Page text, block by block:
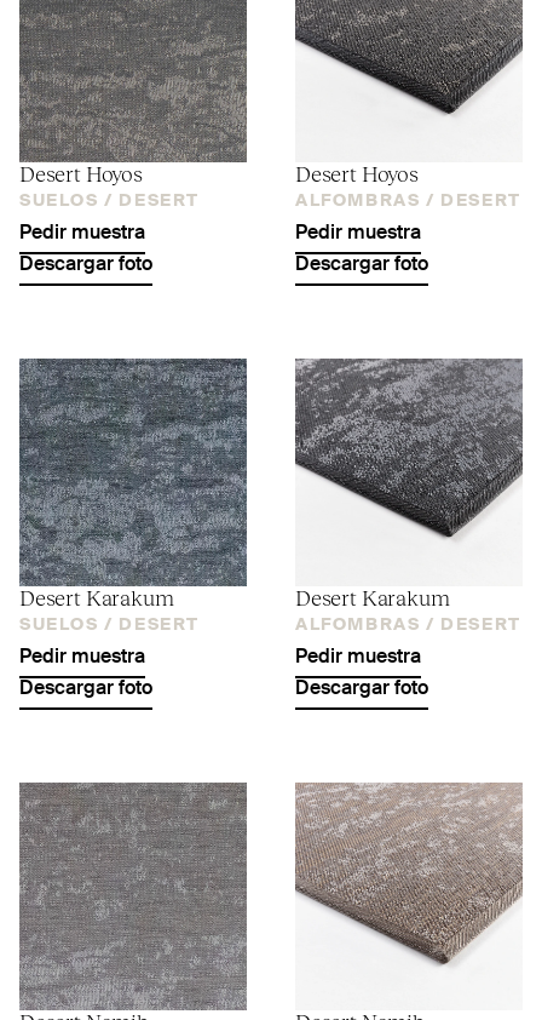
Desert Hoyos
SUELOS / DESERT
Pedir muestra
Descargar foto
Desert Hoyos
ALFOMBRAS / DESERT
Pedir muestra
Descargar foto
Desert Karakum
SUELOS / DESERT
Pedir muestra
Descargar foto
Desert Karakum
ALFOMBRAS / DESERT
Pedir muestra
Descargar foto